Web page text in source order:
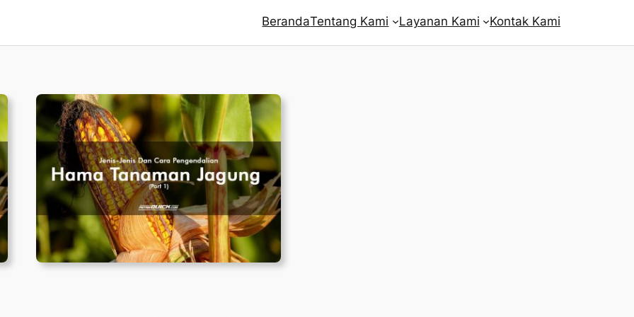
BerandaTentang Kami Layanan Kami Kontak Kami